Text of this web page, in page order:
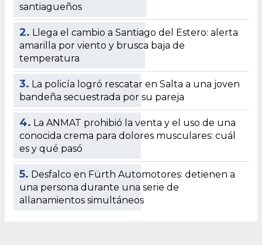
santiagueños
2. Llega el cambio a Santiago del Estero: alerta
amarilla por viento y brusca baja de
temperatura
3. La policía logró rescatar en Salta a una joven
bandeña secuestrada por su pareja
4. La ANMAT prohibió la venta y el uso de una
conocida crema para dolores musculares: cuál
es y qué pasó
5. Desfalco en Fürth Automotores: detienen a
una persona durante una serie de
allanamientos simultáneos